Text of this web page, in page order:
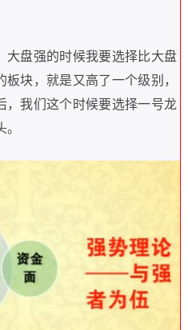
大盘强的时候我要选择比大盘
块，就是又高了一个级别，
，我们这个时候要选择一号龙